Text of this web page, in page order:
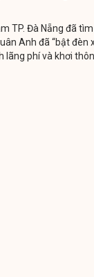
TP. Đà Nẵng đã
Anh đã “bật đèn
lãng phí và khơi